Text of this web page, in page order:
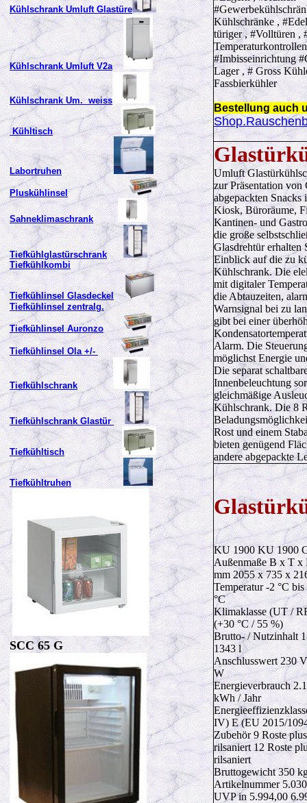
Kühlschrank Umluft Glastüre
Kühlschrank Umluft V2a
Kühlschrank Um. weiss
Kühltisch
Labortruhen
Pluskühlinsel
Sahneklimaschrank
Tiefkühlglastürschrank
Tiefkühlkombi
Tiefkühlinsel Glasdeckel
Tiefkühlinsel zentralg.
Tiefkühlinsel Auronzo
Tiefkühlinsel Ola +/-
Tiefkühlschrank
Tiefkühlschrank Glastür
Tiefkühltisch
Tiefkühltruhen
SCC 65 G
Kühlschränke ,
türiger , #Volltüren ,
#Imbisseinrichtung
Lager , # Gross
Fassbierkühler
Bestellung auch
Umluft
zur Präsentation von
abgepackten
Kiosk, Büroräume,
Kantinen- und
die große
Glasdrehtür erhalten
Einblick auf die zu
Kühlschrank. Die
mit digitaler
die Abtauzeiten,
Warnsignal bei zu
gibt bei einer
Alarm. Die
möglichst Energie
Die separat
Innenbeleuchtung
gleichmäßige
Kühlschrank. Die 8
Rost und einem
bieten genügend
andere abgepackte
KU 1900 KU 1900
Außenmaße B x T x
mm 2055 x 735 x
Temperatur -2 °C
°C
Klimaklasse (UT /
(+30 °C / 55 %)
Brutto- / Nutzinhalt
1343 l
Anschlusswert 230
W
Energieverbrauch
kWh / Jahr
IV) E (EU 2015/
Zubehör 9 Roste
rilsaniert 12 Roste
rilsaniert
Bruttogewicht 350
Artikelnummer
UVP in 5.994,00